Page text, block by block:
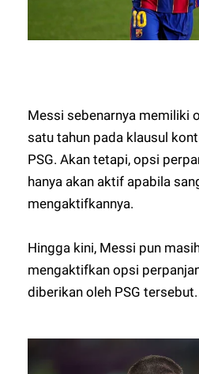
Messi sebenarnya memiliki
satu tahun pada klausul
PSG. Akan tetapi, opsi
hanya akan aktif apabila
mengaktifkannya.
Hingga kini, Messi pun
mengaktifkan opsi
diberikan oleh PSG tersebut.